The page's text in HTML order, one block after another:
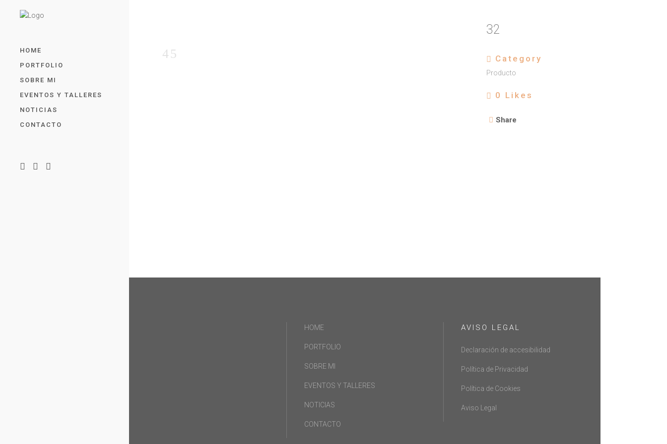
HOME
PORTFOLIO
SOBRE MI
EVENTOS Y TALLERES
NOTICIAS
CONTACTO
32
Category
Producto
0 Likes
Share
HOME
PORTFOLIO
SOBRE MI
EVENTOS Y TALLERES
NOTICIAS
CONTACTO
AVISO LEGAL
Declaración de accesibilidad
Política de Privacidad
Política de Cookies
Aviso Legal